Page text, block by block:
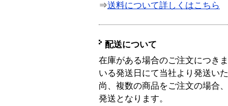
⇒送料について詳しくはこちら
配送について
在庫がある場合のご注文につき
いる発送日にて当社より発送い
尚、複数の商品をご注文の場合
発送となります。